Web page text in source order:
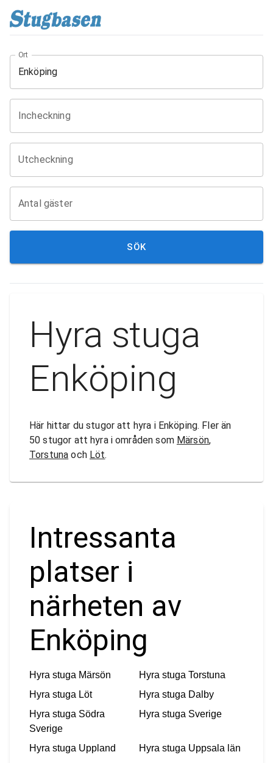
Ort
Incheckning
Utcheckning
Antal gäster
SÖK
Hyra stuga
Enköping
Här hittar du stugor att hyra i Enköping. Fler än
50 stugor att hyra i områden som Märsön,
Torstuna och Löt.
Intressanta
platser i
närheten av
Enköping
Hyra stuga Märsön Hyra stuga Torstuna
Hyra stuga Löt Hyra stuga Dalby
Hyra stuga Södra
Sverige
Hyra stuga Sverige
Hyra stuga Uppland Hyra stuga Uppsala län